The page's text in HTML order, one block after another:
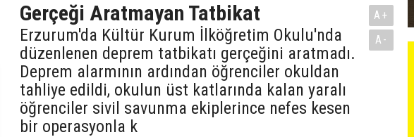
Gerçeği Aratmayan Tatbikat
Erzurum'da Kültür Kurum İlköğretim Okulu'nda
düzenlenen deprem tatbikatı gerçeğini aratmadı.
Deprem alarmının ardından öğrenciler okuldan
tahliye edildi, okulun üst katlarında kalan yaralı
öğrenciler sivil savunma ekiplerince nefes kesen
bir operasyonla k
A+
A-